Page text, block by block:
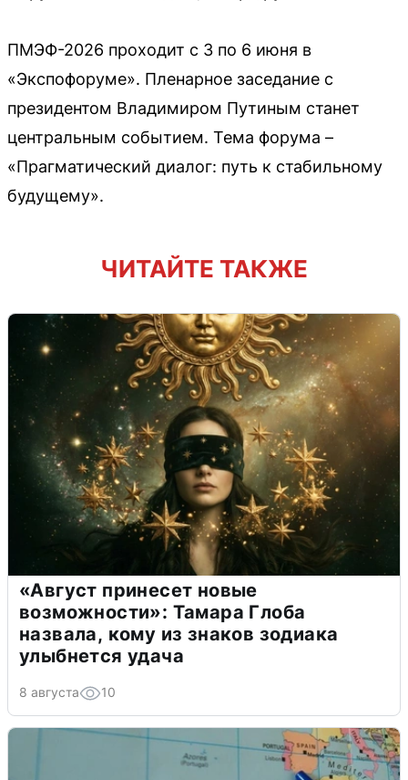
ПМЭФ-2026 проходит с 3 по 6 июня в
«Экспофоруме». Пленарное заседание с
президентом Владимиром Путиным станет
центральным событием. Тема форума –
«Прагматический диалог: путь к стабильному
будущему».
ЧИТАЙТЕ ТАКЖЕ
«Август принесет новые
возможности»: Тамара Глоба
назвала, кому из знаков зодиака
улыбнется удача
8 августа 10